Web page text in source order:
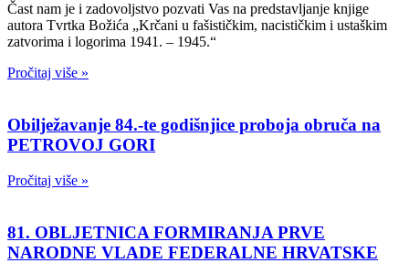
Čast nam je i zadovoljstvo pozvati Vas na predstavljanje knjige
autora Tvrtka Božića „Krčani u fašističkim, nacističkim i ustaškim
zatvorima i logorima 1941. – 1945.“
Pročitaj više »
Obilježavanje 84.-te godišnjice proboja obruča na
PETROVOJ GORI
Pročitaj više »
81. OBLJETNICA FORMIRANJA PRVE
NARODNE VLADE FEDERALNE HRVATSKE